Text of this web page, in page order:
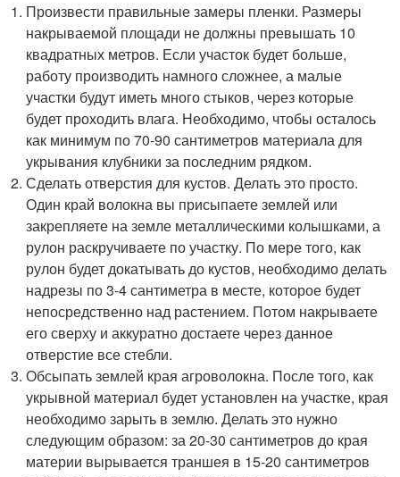
Произвести правильные замеры пленки. Размеры
накрываемой площади не должны превышать 10
квадратных метров. Если участок будет больше,
работу производить намного сложнее, а малые
участки будут иметь много стыков, через которые
будет проходить влага. Необходимо, чтобы осталось
как минимум по 70-90 сантиметров материала для
укрывания клубники за последним рядком.
Сделать отверстия для кустов. Делать это просто.
Один край волокна вы присыпаете землей или
закрепляете на земле металлическими колышками, а
рулон раскручиваете по участку. По мере того, как
рулон будет докатывать до кустов, необходимо делать
надрезы по 3-4 сантиметра в месте, которое будет
непосредственно над растением. Потом накрываете
его сверху и аккуратно достаете через данное
отверстие все стебли.
Обсыпать землей края агроволокна. После того, как
укрывной материал будет установлен на участке, края
необходимо зарыть в землю. Делать это нужно
следующим образом: за 20-30 сантиметров до края
материи вырывается траншея в 15-20 сантиметров